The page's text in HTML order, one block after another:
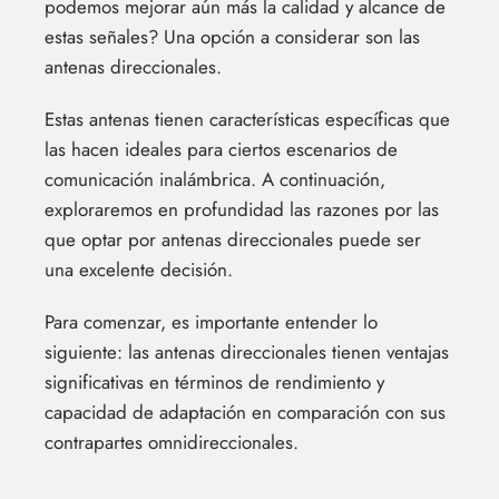
podemos mejorar aún más la calidad y alcance de
estas señales? Una opción a considerar son las
antenas direccionales.
Estas antenas tienen características específicas que
las hacen ideales para ciertos escenarios de
comunicación inalámbrica. A continuación,
exploraremos en profundidad las razones por las
que optar por antenas direccionales puede ser
una excelente decisión.
Para comenzar, es importante entender lo
siguiente: las antenas direccionales tienen ventajas
significativas en términos de rendimiento y
capacidad de adaptación en comparación con sus
contrapartes omnidireccionales.